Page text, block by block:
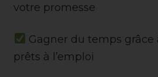
votre promesse
Gagner du temps grâce
prêts à l’emploi